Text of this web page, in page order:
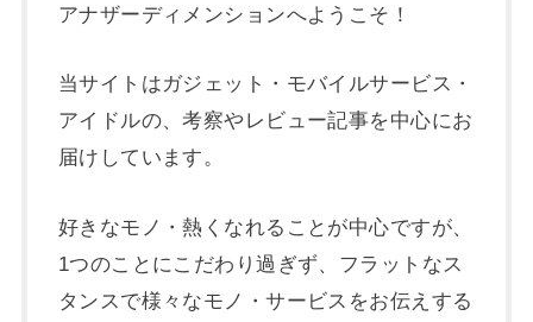
アナザーディメンションへようこそ！
当サイトはガジェット・モバイルサービス・
アイドルの、考察やレビュー記事を中心にお
届けしています。
好きなモノ・熱くなれることが中心ですが、
1つのことにこだわり過ぎず、フラットなス
タンスで様々なモノ・サービスをお伝えする